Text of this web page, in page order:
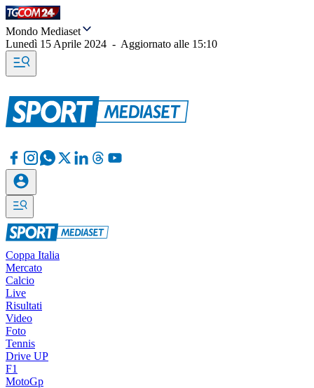
Mondo Mediaset
Lunedì 15 Aprile 2024 - Aggiornato alle 15:10
Coppa Italia
Mercato
Calcio
Live
Risultati
Video
Foto
Tennis
Drive UP
F1
MotoGp